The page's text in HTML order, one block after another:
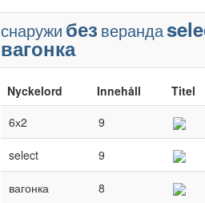
снаружи без веранда
вагонка
Nyckelord Innehåll
Titel
6х2
9
select 9
вагонка 8